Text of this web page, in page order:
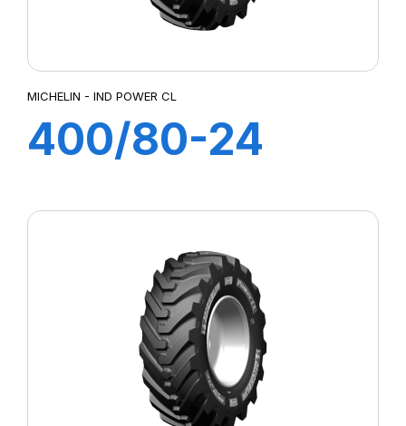
MICHELIN - IND POWER CL
400/80-24
POWER CL